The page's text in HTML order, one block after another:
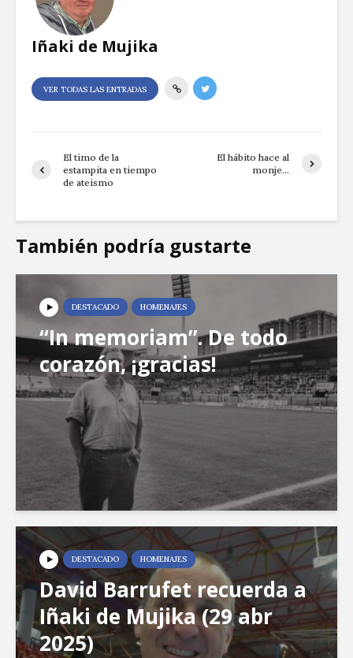
Iñaki de Mujika
VER TODAS LAS ENTRADAS
El timo de la
estampita en tiempo
de ateísmo
El hábito hace al
monje…
También podría gustarte
DESTACADO HOMENAJES
“In memoriam”. De todo
corazón, ¡gracias!
DESTACADO HOMENAJES
David Barrufet recuerda a
Iñaki de Mujika (29 abr
2025)